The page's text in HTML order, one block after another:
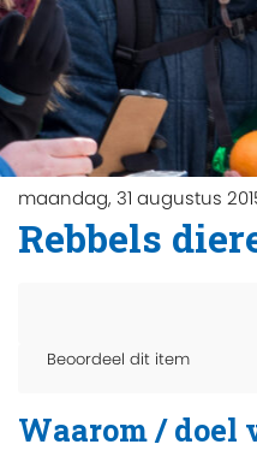
maandag, 31 augustus
Rebbels
Beoordeel dit item
Waarom /